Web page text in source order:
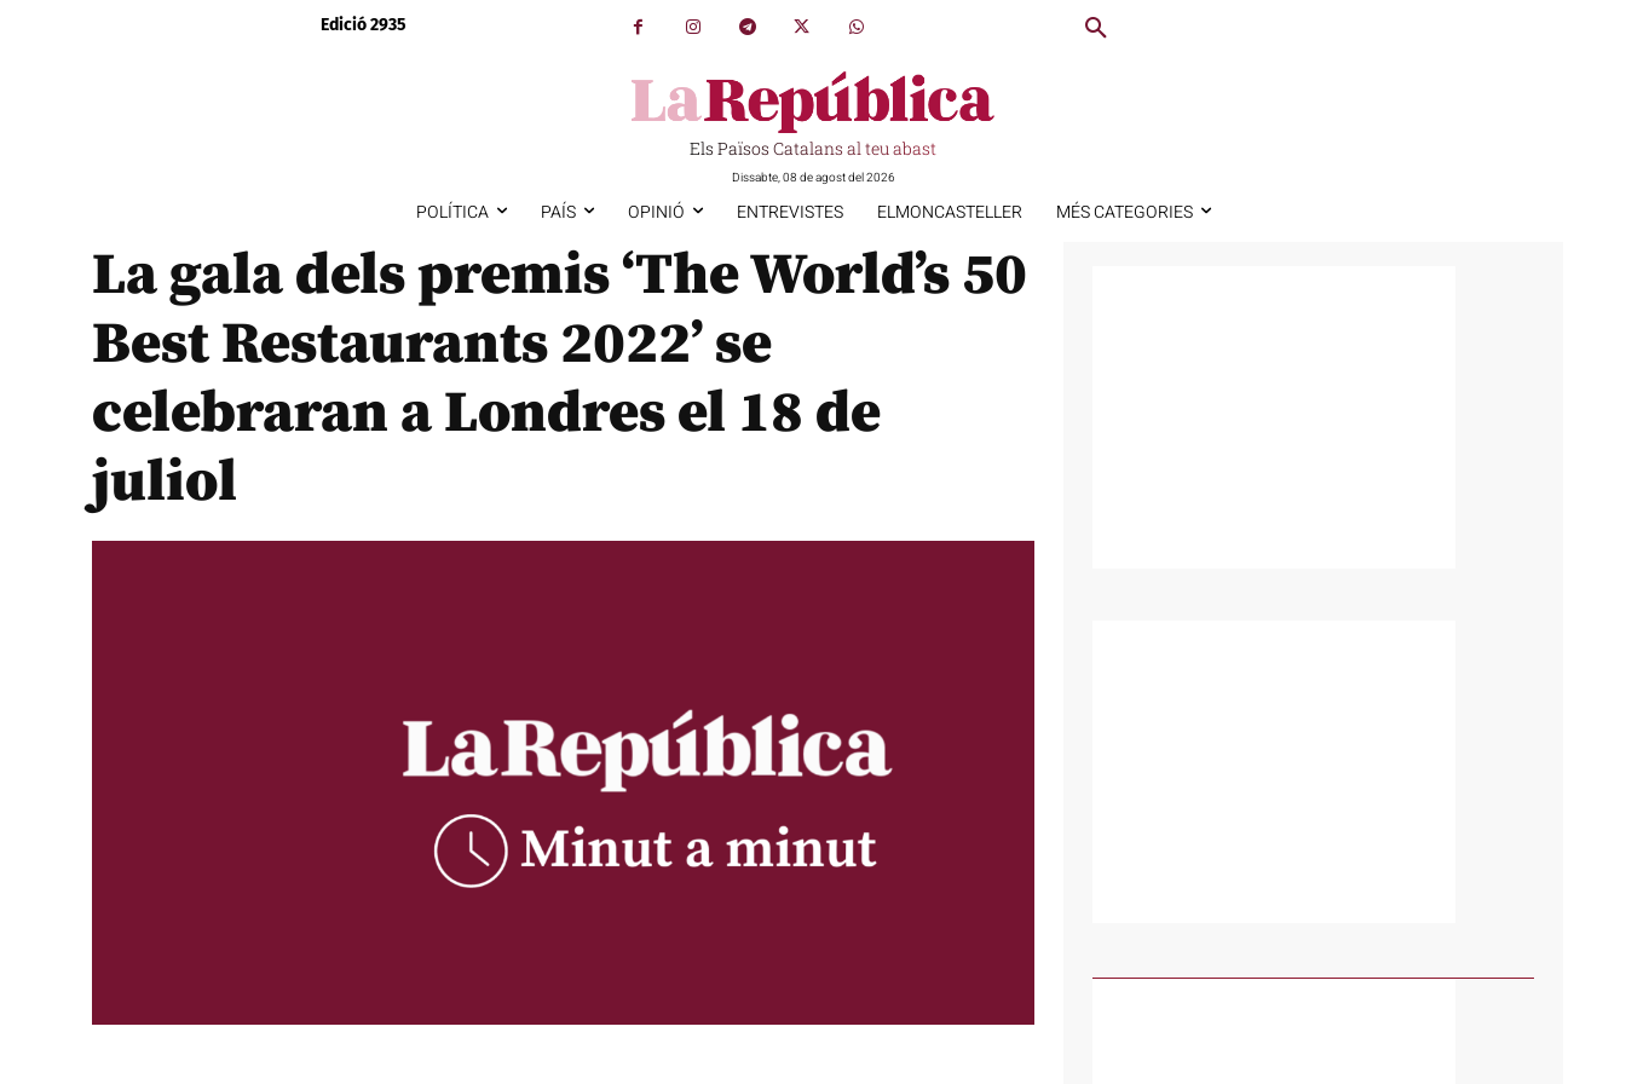
Edició 2935
Els Països Catalans al teu abast
Dissabte, 08 de agost del 2026
POLÍTICA PAÍS OPINIÓ ENTREVISTES ELMONCASTELLER MÉS CATEGORIES
La gala dels premis ‘The World’s 50
Best Restaurants 2022’ se
celebraran a Londres el 18 de
juliol